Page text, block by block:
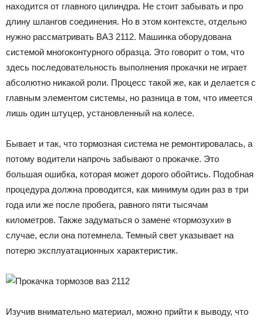
находится от главного цилиндра. Не стоит забывать и про
длину шлангов соединения. Но в этом контексте, отдельно
нужно рассматривать ВАЗ 2112. Машинка оборудована
системой многоконтурного образца. Это говорит о том, что
здесь последовательность выполнения прокачки не играет
абсолютно никакой роли. Процесс такой же, как и делается с
главным элементом системы, но разница в том, что имеется
лишь один штуцер, установленный на колесе.
Бывает и так, что тормозная система не ремонтировалась, а
потому водители напрочь забывают о прокачке. Это
большая ошибка, которая может дорого обойтись. Подобная
процедура должна проводится, как минимум один раз в три
года или же после пробега, равного пяти тысячам
километров. Также задуматься о замене «тормозухи» в
случае, если она потемнела. Темный свет указывает на
потерю эксплуатационных характеристик.
Изучив внимательно материал, можно прийти к выводу, что